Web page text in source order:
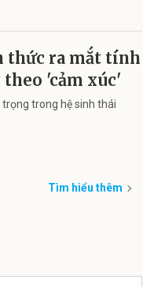
thức ra mắt tính
'cảm xúc'
trong hệ sinh thái
Tìm hiểu thêm